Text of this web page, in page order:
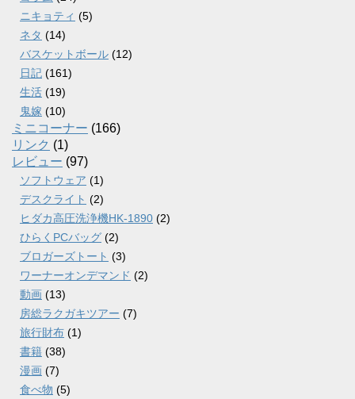
ニキョティ (5)
ネタ (14)
バスケットボール (12)
日記 (161)
生活 (19)
鬼嫁 (10)
ミニコーナー (166)
リンク (1)
レビュー (97)
ソフトウェア (1)
デスクライト (2)
ヒダカ高圧洗浄機HK-1890 (2)
ひらくPCバッグ (2)
ブロガーズトート (3)
ワーナーオンデマンド (2)
動画 (13)
房総ラクガキツアー (7)
旅行財布 (1)
書籍 (38)
漫画 (7)
食べ物 (5)